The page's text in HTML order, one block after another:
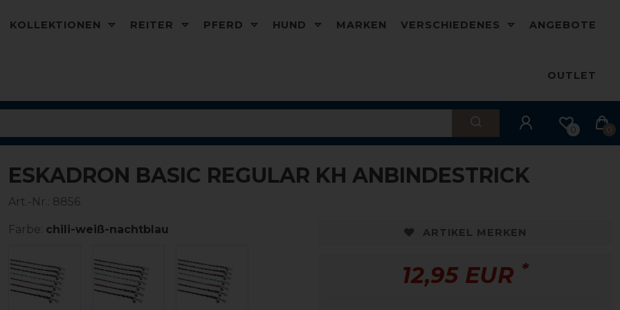
KOLLEKTIONEN REITER PFERD HUND MARKEN VERSCHIEDENES ANGEBOTE
OUTLET
0 0
ESKADRON BASIC REGULAR KH ANBINDESTRICK
Art.-Nr.: 8856
Farbe: chili-weiß-nachtblau ARTIKEL MERKEN
12,95 EUR *